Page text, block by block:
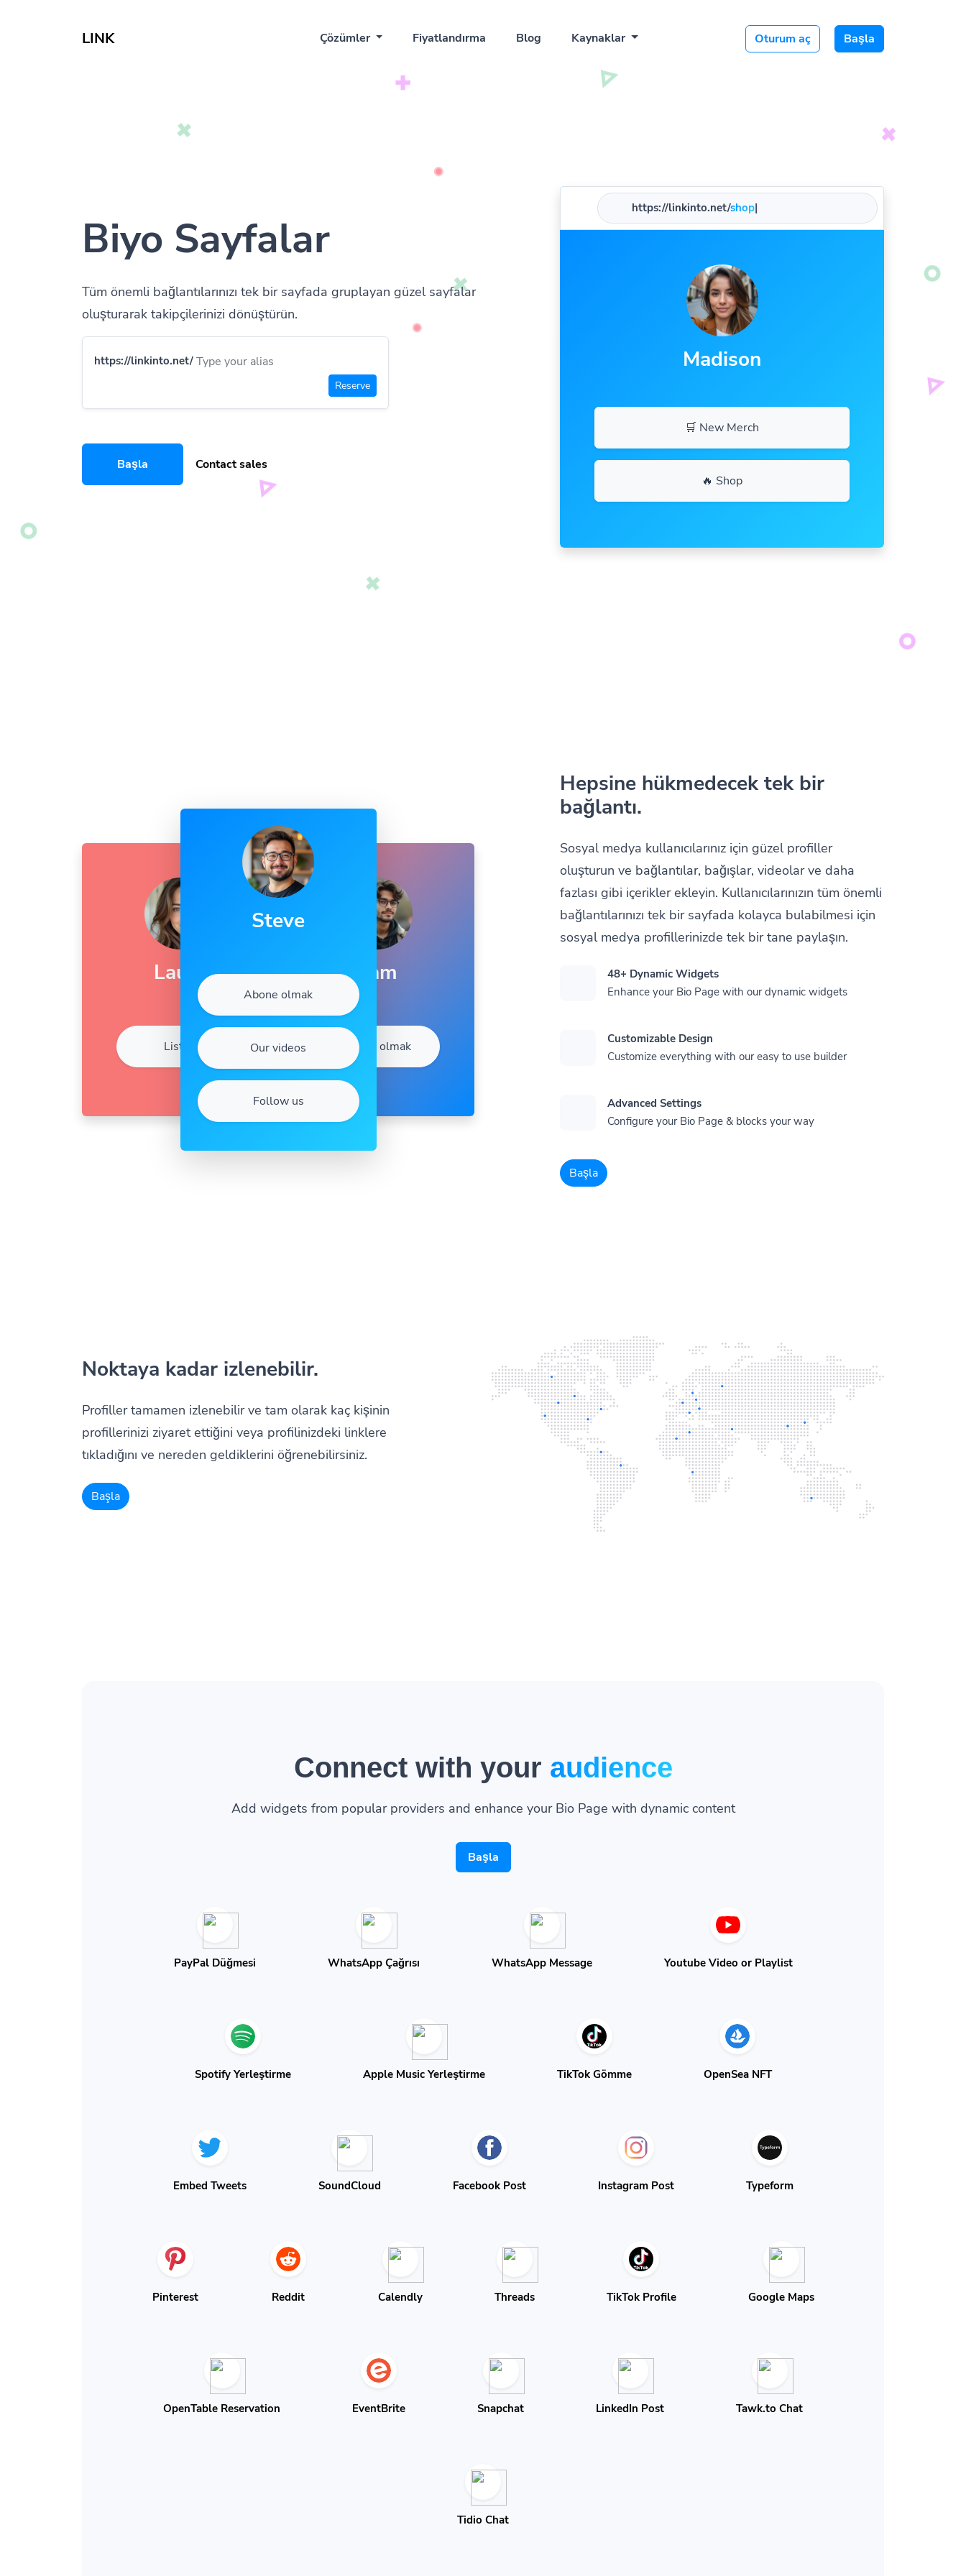
LINK Çözümler Fiyatlandırma Blog Kaynaklar Oturum aç Başla
Biyo Sayfalar
Tüm önemli bağlantılarınızı tek bir sayfada gruplayan güzel sayfalar
oluşturarak takipçilerinizi dönüştürün.
https://linkinto.net/
Reserve
Başla Contact sales
https://linkinto.net/na|
Madison
🛒 New Merch
🔥 Shop
Hepsine hükmedecek tek bir
bağlantı.
Sosyal medya kullanıcılarınız için güzel profiller
oluşturun ve bağlantılar, bağışlar, videolar ve daha
fazlası gibi içerikler ekleyin. Kullanıcılarınızın tüm önemli
bağlantılarınızı tek bir sayfada kolayca bulabilmesi için
sosyal medya profillerinizde tek bir tane paylaşın.
48+ Dynamic Widgets
Enhance your Bio Page with our dynamic widgets
Customizable Design
Customize everything with our easy to use builder
Advanced Settings
Configure your Bio Page & blocks your way
Başla
Laura
Listen
Sam
Abone olmak
Steve
Abone olmak
Our videos
Follow us
Noktaya kadar izlenebilir.
Profiller tamamen izlenebilir ve tam olarak kaç kişinin
profillerinizi ziyaret ettiğini veya profilinizdeki linklere
tıkladığını ve nereden geldiklerini öğrenebilirsiniz.
Başla
Connect with your audience
Add widgets from popular providers and enhance your Bio Page with dynamic content
Başla
PayPal Düğmesi WhatsApp Çağrısı WhatsApp Message Youtube Video or Playlist
Spotify Yerleştirme Apple Music Yerleştirme TikTok Gömme OpenSea NFT
Embed Tweets SoundCloud Facebook Post Instagram Post Typeform
Pinterest Reddit Calendly Threads TikTok Profile Google Maps
OpenTable Reservation EventBrite Snapchat LinkedIn Post Tawk.to Chat
Tidio Chat